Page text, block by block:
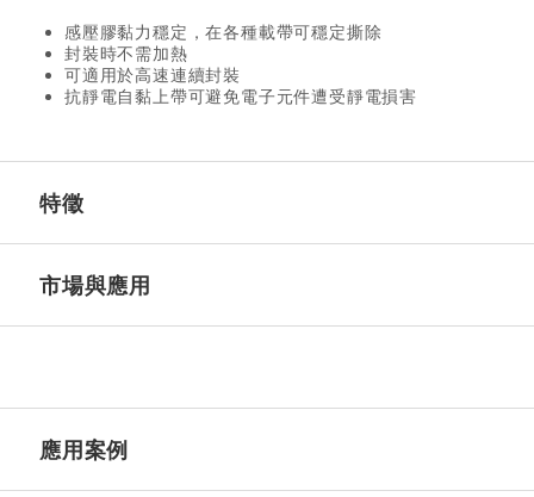
感壓膠黏力穩定，在各種載帶可穩定撕除
封裝時不需加熱
可適用於高速連續封裝
抗靜電自黏上帶可避免電子元件遭受靜電損害
特徵
市場與應用
應用案例